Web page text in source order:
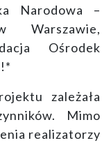
Narodowa –
Warszawie,
Ośrodek
zależała
Mimo
realizatorzy